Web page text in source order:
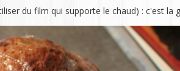
du film qui supporte le chaud) : c'est la